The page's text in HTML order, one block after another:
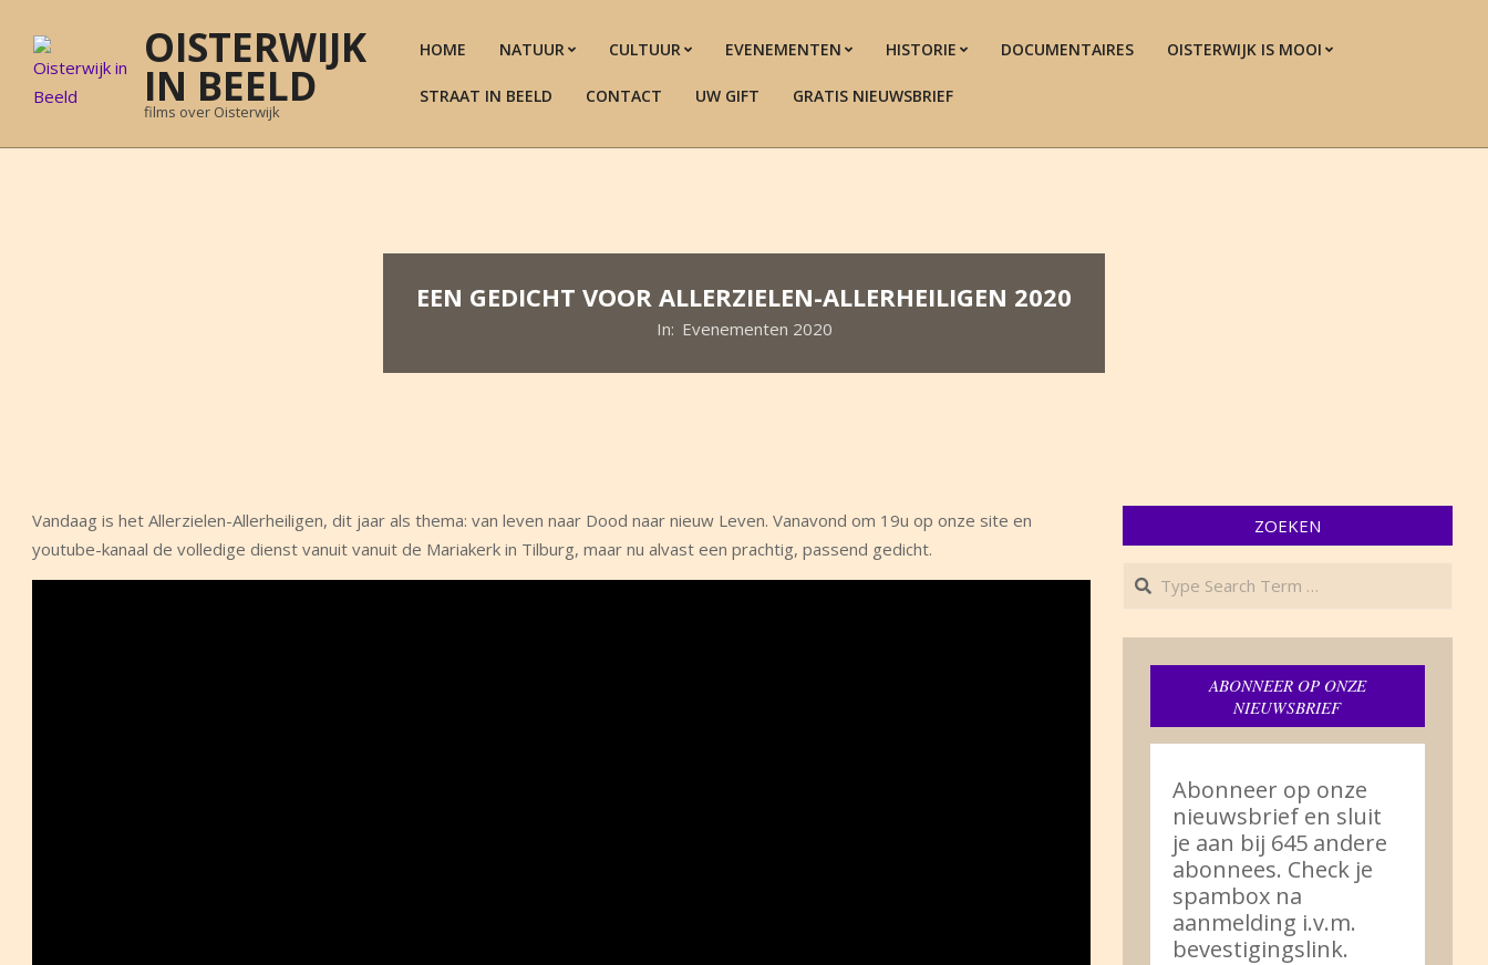
content
OISTERWIJK
IN BEELD
films over Oisterwijk
HOME NATUUR CULTUUR EVENEMENTEN HISTORIE DOCUMENTAIRES OISTERWIJK IS MOOI
STRAAT IN BEELD CONTACT UW GIFT GRATIS NIEUWSBRIEF
EEN GEDICHT VOOR ALLERZIELEN-ALLERHEILIGEN 2020
In: Evenementen 2020
Vandaag is het Allerzielen-Allerheiligen, dit jaar als thema: van leven naar Dood naar nieuw Leven. Vanavond om 19u op onze site en
youtube-kanaal de volledige dienst vanuit vanuit de Mariakerk in Tilburg, maar nu alvast een prachtig, passend gedicht.
ZOEKEN
Search
ABONNEER OP ONZE
NIEUWSBRIEF
Abonneer op onze
nieuwsbrief en sluit
je aan bij 645 andere
abonnees. Check je
spambox na
aanmelding i.v.m.
bevestigingslink.